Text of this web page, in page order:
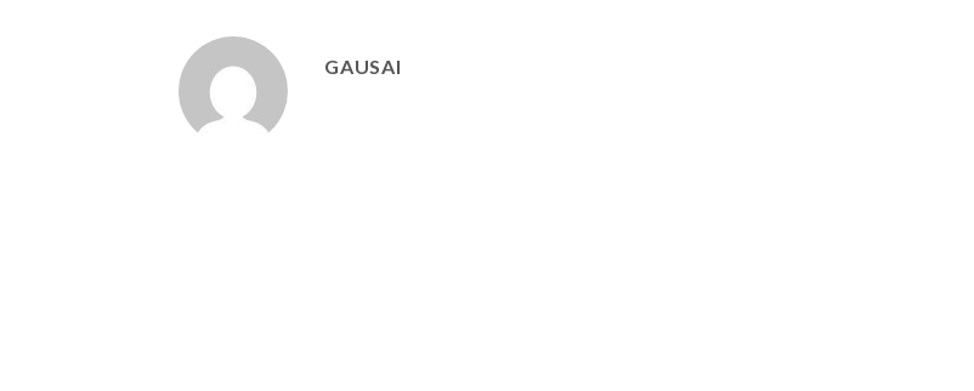
GAUSAI